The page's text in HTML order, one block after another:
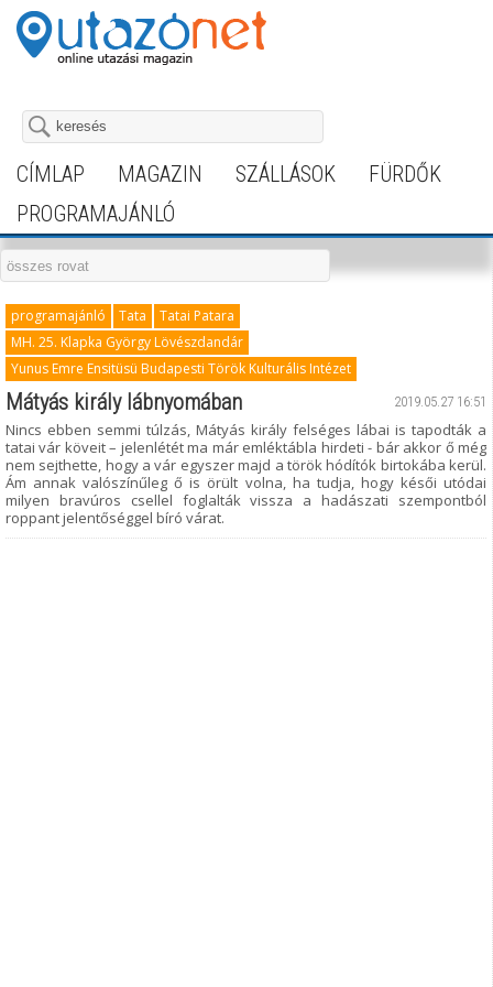
CÍMLAP MAGAZIN SZÁLLÁSOK
FÜRDŐK
PROGRAMAJÁNLÓ
programajánló Tata
Tatai Patara
MH. 25. Klapka György Lövészdandár
Yunus Emre Ensitüsü Budapesti Török Kulturális Intézet
2019.05.27 16:51
Mátyás király lábnyomában
Nincs ebben semmi túlzás, Mátyás király felséges lábai is tapodták a
tatai vár köveit – jelenlétét ma már emléktábla hirdeti - bár akkor ő még
nem sejthette, hogy a vár egyszer majd a török hódítók birtokába kerül.
Ám annak valószínűleg ő is örült volna, ha tudja, hogy késői utódai
milyen bravúros csellel foglalták vissza a hadászati szempontból
roppant jelentőséggel bíró várat.